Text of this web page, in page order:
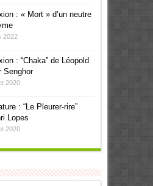
: « Mort » d’un neutre
2022
: “Chaka” de Léopold
Senghor
2020
: “Le Pleurer-rire”
Lopes
2020